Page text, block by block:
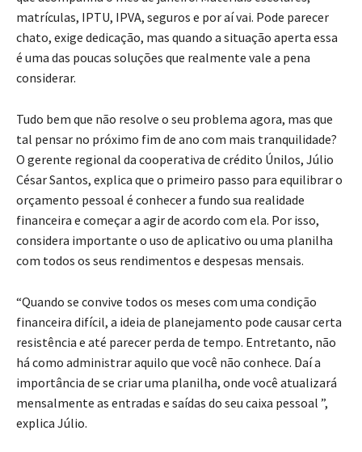
matrículas, IPTU, IPVA, seguros e por aí vai. Pode parecer
chato, exige dedicação, mas quando a situação aperta essa
é uma das poucas soluções que realmente vale a pena
considerar.
Tudo bem que não resolve o seu problema agora, mas que
tal pensar no próximo fim de ano com mais tranquilidade?
O gerente regional da cooperativa de crédito Únilos, Júlio
César Santos, explica que o primeiro passo para equilibrar o
orçamento pessoal é conhecer a fundo sua realidade
financeira e começar a agir de acordo com ela. Por isso,
considera importante o uso de aplicativo ou uma planilha
com todos os seus rendimentos e despesas mensais.
“Quando se convive todos os meses com uma condição
financeira difícil, a ideia de planejamento pode causar certa
resistência e até parecer perda de tempo. Entretanto, não
há como administrar aquilo que você não conhece. Daí a
importância de se criar uma planilha, onde você atualizará
mensalmente as entradas e saídas do seu caixa pessoal ”,
explica Júlio.